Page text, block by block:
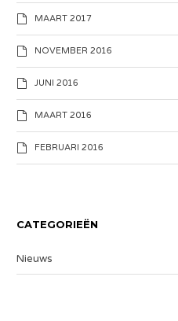
MAART 2017
NOVEMBER 2016
JUNI 2016
MAART 2016
FEBRUARI 2016
CATEGORIEËN
Nieuws